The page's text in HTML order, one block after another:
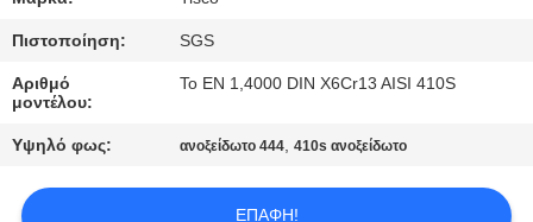
ΜΑΣ
ΕΛΆΤΕ
ΣΕ
ΕΠΑΦΉ
Πιστοποίηση: SGS
Αριθμό
μοντέλου:
Το EN 1,4000 DIN X6Cr13 AISI 410S
Υψηλό φως: ανοξείδωτο 444,410s ανοξείδωτο
ΕΠΑΦΉ!